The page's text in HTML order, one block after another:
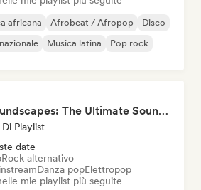
africana Afrobeat / Afropop
Disco
Musica latina Pop rock
FIFA Soundscapes: The Ultimate Soundtrack ⚽️ Festival Indie, Electropop & Dance Anthems
Playlist
date
Rock alternativo
Danza popElettropop
mie playlist più seguite